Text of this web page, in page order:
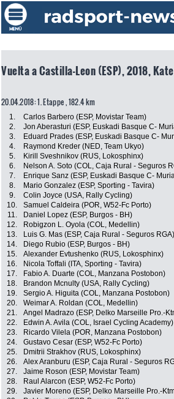
Vuelta a Castilla-Leon (ESP), 2018,
20.04.2018: 1. Etappe , 182.4 km
1. Carlos Barbero (ESP, Movistar Team)
2.
Jon Aberasturi (ESP, Euskadi Basque C-
3.
Eduard Prades (ESP, Euskadi Basque C-
4.
Raymond Kreder (NED, Team Ukyo)
5.
Kirill Sveshnikov (RUS, Lokosphinx)
6.
Nelson A. Soto (COL, Caja Rural - Seguros
7.
Enrique Sanz (ESP, Euskadi Basque C-
8.
Mario Gonzalez (ESP, Sporting - Tavira)
9.
Colin Joyce (USA, Rally Cycling)
10.
Samuel Caldeira (POR, W52-Fc Porto)
11.
Daniel Lopez (ESP, Burgos - BH)
12.
Robigzon L. Oyola (COL, Medellin)
13.
Luis G. Mas (ESP, Caja Rural - Seguros RGA)
14.
Diego Rubio (ESP, Burgos - BH)
15.
Alexander Evtushenko (RUS, Lokosphinx)
16.
Nicola Toffali (ITA, Sporting - Tavira)
17.
Fabio A. Duarte (COL, Manzana Postobon)
18.
Brandon Mcnulty (USA, Rally Cycling)
19.
Sergio A. Higuita (COL, Manzana Postobon)
20.
Weimar A. Roldan (COL, Medellin)
21.
Angel Madrazo (ESP, Delko Marseille Pro.-
22.
Edwin A. Avila (COL, Israel Cycling Academy)
23.
Ricardo Vilela (POR, Manzana Postobon)
24.
Gustavo Cesar (ESP, W52-Fc Porto)
25.
Dmitrii Strakhov (RUS, Lokosphinx)
26.
Alex Aranburu (ESP, Caja Rural - Seguros
27.
Jaime Roson (ESP, Movistar Team)
28.
Raul Alarcon (ESP, W52-Fc Porto)
29.
Javier Moreno (ESP, Delko Marseille Pro.-